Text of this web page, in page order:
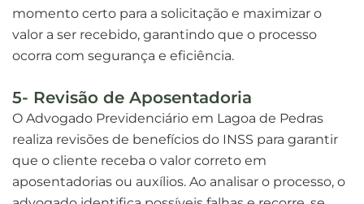
momento certo para a solicitação e maximizar o
valor a ser recebido, garantindo que o processo
ocorra com segurança e eficiência.
5- Revisão de Aposentadoria
O Advogado Previdenciário em Lagoa de Pedras
realiza revisões de benefícios do INSS para garantir
que o cliente receba o valor correto em
aposentadorias ou auxílios. Ao analisar o processo, o